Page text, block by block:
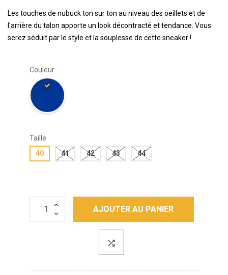
Les touches de nubuck ton sur ton au niveau des oeillets et de
l'arrière du talon apporte un look décontracté et tendance. Vous
serez séduit par le style et la souplesse de cette sneaker !
Couleur
Taille
40
41 42 43 44
AJOUTER AU PANIER